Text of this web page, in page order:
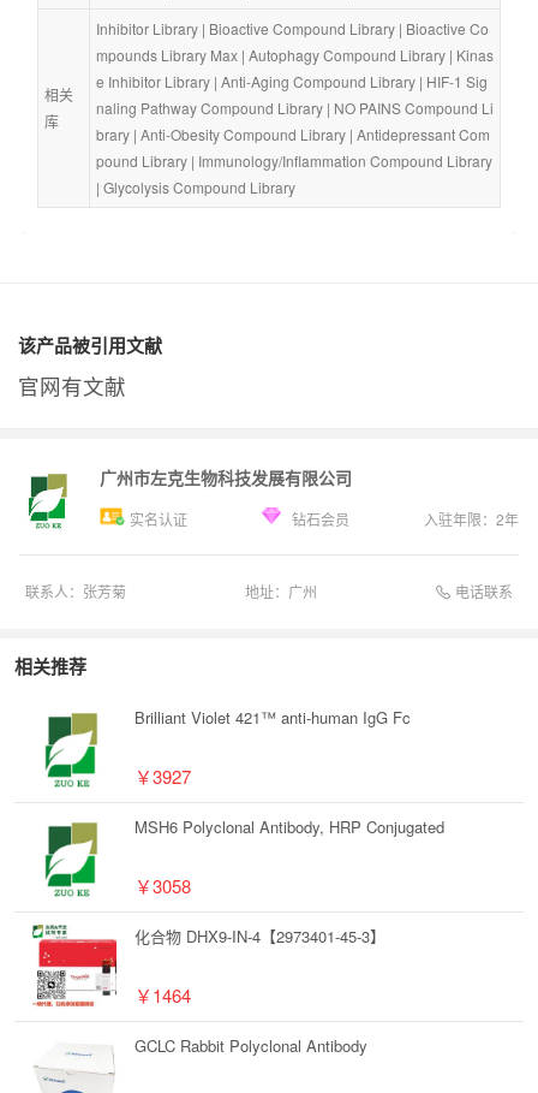
相关
库
Inhibitor Library | Bioactive Compound Library | Bioactive Co
mpounds Library Max | Autophagy Compound Library | Kinas
e Inhibitor Library | Anti-Aging Compound Library | HIF-1 Sig
naling Pathway Compound Library | NO PAINS Compound Li
brary | Anti-Obesity Compound Library | Antidepressant Com
pound Library | Immunology/Inflammation Compound Library
| Glycolysis Compound Library
该产品被引用文献
官网有文献
广州市左克生物科技发展有限公司
实名认证 钻石会员 入驻年限： 2年
联系人： 张芳菊 地址： 广州 电话联系
相关推荐
Brilliant Violet 421™ anti-human IgG Fc
￥3927
MSH6 Polyclonal Antibody, HRP Conjugated
￥3058
化合物 DHX9-IN-4【2973401-45-3】
￥1464
GCLC Rabbit Polyclonal Antibody